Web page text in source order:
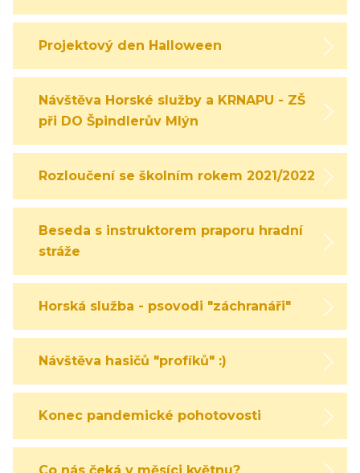
Projektový den Halloween
Návštěva Horské služby a KRNAPU - ZŠ
při DO Špindlerův Mlýn
Rozloučení se školním rokem 2021/2022
Beseda s instruktorem praporu hradní
stráže
Horská služba - psovodi "záchranáři"
Návštěva hasičů "profíků" :)
Konec pandemické pohotovosti